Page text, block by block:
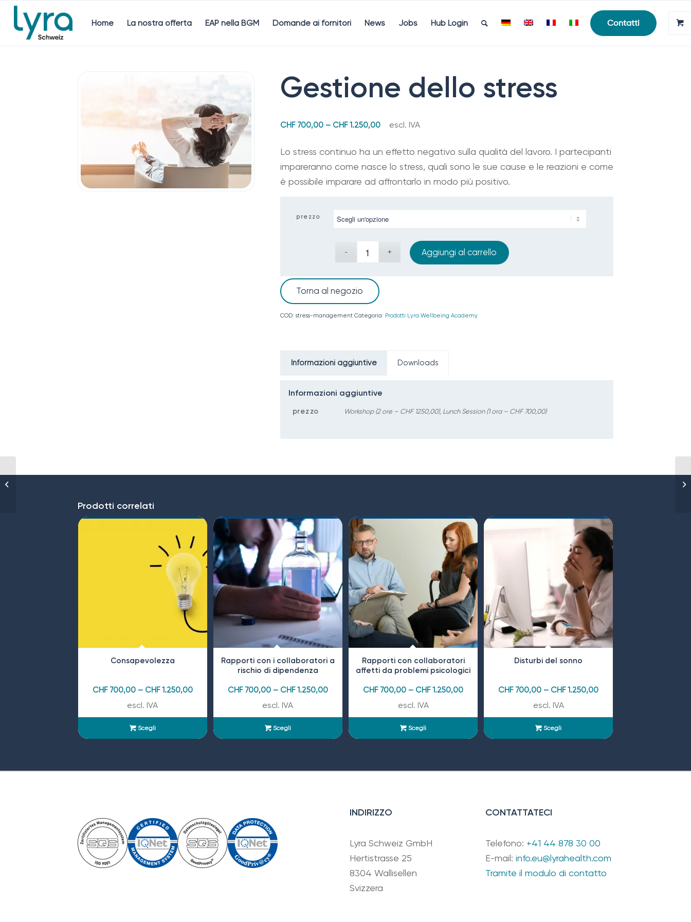
Home La nostra offerta EAP nella BGM Domande ai fornitori News Jobs Hub Login Contatti
Gestione dello stress
CHF700,00– CHF1.250,00 escl. IVA
Lo stress continuo ha un effetto negativo sulla qualità del lavoro. I partecipanti
impareranno come nasce lo stress, quali sono le sue cause e le reazioni e come
è possibile imparare ad affrontarlo in modo più positivo.
prezzo
Aggiungi al carrello
Torna al negozio
COD: stress-management Categoria: Prodotti Lyra Wellbeing Academy
Informazioni aggiuntive Downloads
Informazioni aggiuntive
prezzo Workshop (2 ore – CHF 1250,00), Lunch Session (1 ora – CHF 700,00)
Prodotti correlati
Consapevolezza
CHF700,00– CHF1.250,00
escl. IVA
Scegli
Rapporti con i collaboratori a
rischio di dipendenza
CHF700,00– CHF1.250,00
escl. IVA
Scegli
Rapporti con collaboratori
affetti da problemi psicologici
CHF700,00 – CHF1.250,00
escl. IVA
Scegli
Disturbi del sonno
CHF700,00 – CHF1.250,00
escl. IVA
Scegli
INDIRIZZO
Lyra Schweiz GmbH
Hertistrasse 25
8304 Wallisellen
Svizzera
CONTATTATECI
Telefono: +41 44 878 30 00
E-mail:info.eu@lyrahealth.com
Tramite il modulo di contatto